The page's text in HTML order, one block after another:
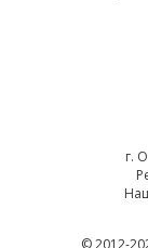
г.